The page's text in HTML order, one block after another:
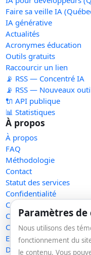
Faire sa veille IA
IA générative
Actualités
Acronymes éducation
Outils gratuits
Raccourcir un lien
📡 RSS — Concentré IA
📡 RSS — Nouveaux
🔌 API publique
📊 Statistiques
À propos
À propos
FAQ
Méthodologie
Contact
Statut des services
Confidentialité
Conditions d'utilisation
Conditions de vente
Cookies
Exercer mes droits
Demande de retrait
Paramètres
Nous utilisons des
fonctionnement du
le contenu. Vous